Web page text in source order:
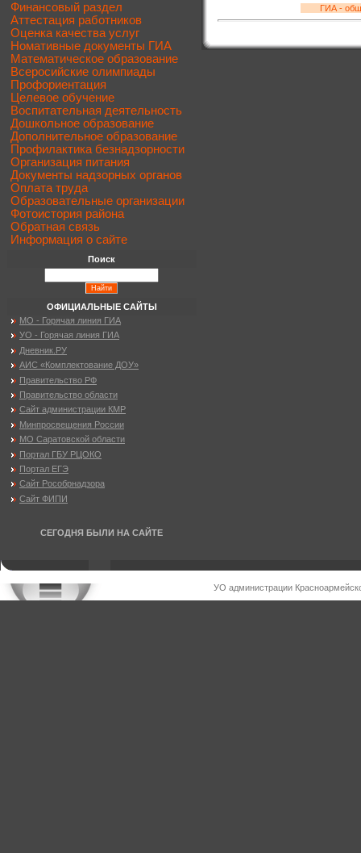
ГИА -
Финансовый раздел
Аттестация работников
Оценка качества услуг
Номативные документы ГИА
Математическое образование
Всеросийские олимпиады
Профориентация
Целевое обучение
Воспитательная деятельность
Дошкольное образование
Дополнительное образование
Профилактика безнадзорности
Организация питания
Документы надзорных органов
Оплата труда
Образовательные организации
Фотоистория района
Обратная связь
Информация о сайте
Поиск
ОФИЦИАЛЬНЫЕ САЙТЫ
МО - Горячая линия ГИА
УО - Горячая линия ГИА
Дневник.РУ
АИС «Комплектование ДОУ»
Правительство РФ
Правительство области
Сайт администрации КМР
Минпросвещения России
МО Саратовской области
Портал ГБУ РЦОКО
Портал ЕГЭ
Сайт Рособрнадзора
Сайт ФИПИ
СЕГОДНЯ БЫЛИ НА САЙТЕ
УО администрации